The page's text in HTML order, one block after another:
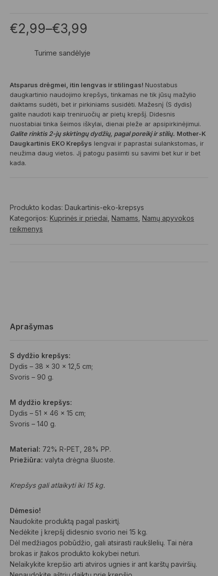
€2,99–€3,99
Turime sandėlyje
Atsparus drėgmei, itin lengvas ir stilingas! Nuostabus
daugkartinio naudojimo krepšys, tinkamas ne tik jūsų mažylio
daiktams sudėti, bet ir pirkiniams susidėti. Mažesnį (S dydis)
galite naudoti kaip treniruočių ar pietų krepšį. Didesnis
nuostabiai tinka šeimos iškylai, dienai pleže ar apsipirkinėjimui.
Galite rinktis 2-jų skirtingų dydžių, pagal poreikį ir stilių. Mother-K
Daugkartinis EKO Krepšys lengvai ir paprastai sulankstomas, ir
neužima daug vietos. Jį patogu pasiimti su savimi bet kur ir bet
kada.
Produkto kodas: Daukartinis-eko-krepsys
Kategorijos: Kuprinės ir priedai Namams Namų apyvokos
reikmenys
Aprašymas
S dydžio krepšys:
Dydis – 38 x 30 x 12,5 cm;
Svoris – 90 g.
M dydžio krepšys:
Dydis – 51 x 46 x 15 cm;
Svoris – 140 g.
Material: 72% R-PET, 28% PP.
Priežiūra: valyta drėgna šluoste.
Krepšys gali atlaikyti iki 15 kg.
Dėmesio!
Naudokite produktą pagal paskirtį.
Nedėkite į krepšį didesnio svorio nei 15 kg.
Dėl medžiagos pobūdžio, gali atsirasti raukšlelių. Tai nėra
brokas ir įtakos produkto kokybei neturi.
Nelaikykite krepšio arti atviros ugnies ir ant karštų paviršių.